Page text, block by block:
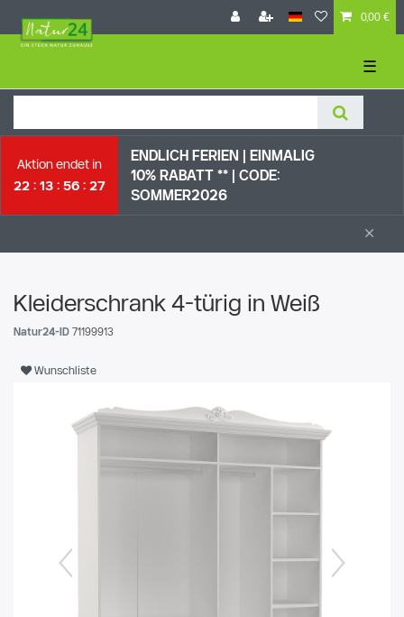
0,00 €
☰
Aktion endet in
22
13 56 26
ENDLICH FERIEN | EI NMALIG
10% RABATT ** | CODE:
SOMMER2026
×
Kleiderschrank 4-türig in Weiß
Natur24-ID 71199913
Wunschliste